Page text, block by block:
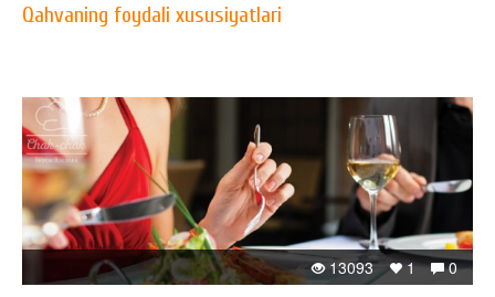
Qahvaning foydali xususiyatlari
0
1
13093